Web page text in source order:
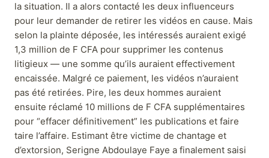
la situation. Il a alors contacté les deux influenceurs
pour leur demander de retirer les vidéos en cause. Mais
selon la plainte déposée, les intéressés auraient exigé
1,3 million de F CFA pour supprimer les contenus
litigieux — une somme qu’ils auraient effectivement
encaissée. Malgré ce paiement, les vidéos n’auraient
pas été retirées. Pire, les deux hommes auraient
ensuite réclamé 10 millions de F CFA supplémentaires
pour “effacer définitivement” les publications et faire
taire l’affaire. Estimant être victime de chantage et
d’extorsion, Serigne Abdoulaye Faye a finalement saisi